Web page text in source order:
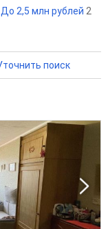
До 2,5 млн рублей 2
поиск